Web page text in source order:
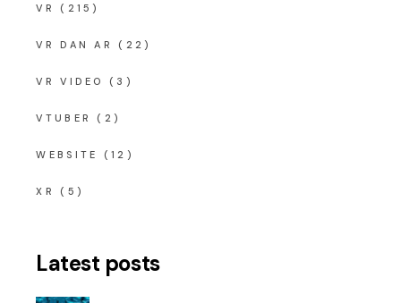
VR (215)
VR DAN AR (22)
VR VIDEO (3)
VTUBER (2)
WEBSITE (12)
XR (5)
Latest posts